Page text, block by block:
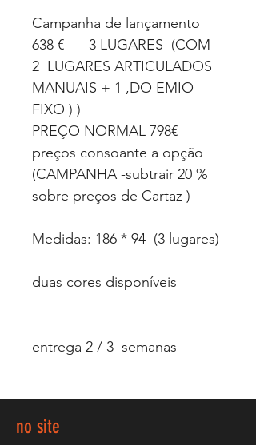
Campanha de lançamento
638 € - 3 LUGARES (COM
2 LUGARES ARTICULADOS
MANUAIS + 1 ,DO EMIO
FIXO ) )
PREÇO NORMAL 798€
preços consoante a opção
(CAMPANHA -subtrair 20 %
sobre preços de Cartaz )
Medidas: 186 * 94 (3 lugares)
duas cores disponíveis
entrega 2 / 3 semanas
no site